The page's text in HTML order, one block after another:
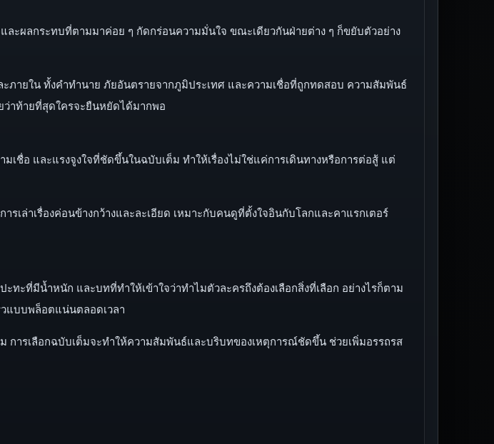
ะผลกระทบที่ตามมาค่อย ๆ กัดกร่อนความมั่นใจ ขณะเดียวกันฝ่ายต่าง ๆ ก็ขยับตัวอย่าง
ภายใน ทั้งคำทำนาย ภัยอันตรายจากภูมิประเทศ และความเชื่อที่ถูกทดสอบ ความสัมพันธ์
ว่าท้ายที่สุดใครจะยืนหยัดได้มากพอ
เชื่อ และแรงจูงใจที่ชัดขึ้นในฉบับเต็ม ทำให้เรื่องไม่ใช่แค่การเดินทางหรือการต่อสู้ แต่
เล่าเรื่องค่อนข้างกว้างและละเอียด เหมาะกับคนดูที่ตั้งใจอินกับโลกและคาแรกเตอร์
ที่มีน้ำหนัก และบทที่ทำให้เข้าใจว่าทำไมตัวละครถึงต้องเลือกสิ่งที่เลือก อย่างไรก็ตาม
วแบบพล็อตแน่นตลอดเวลา
การเลือกฉบับเต็มจะทำให้ความสัมพันธ์และบริบทของเหตุการณ์ชัดขึ้น ช่วยเพิ่มอรรถรส